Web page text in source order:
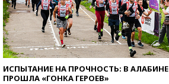
ИСПЫТАНИЕ НА ПРОЧНОСТЬ: В АЛАБИНЕ
ПРОШЛА «ГОНКА ГЕРОЕВ»